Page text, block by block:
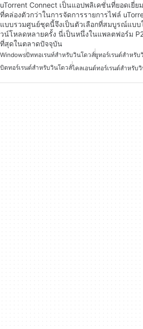
uTorrent Connect เป็นแอปพลิเคชั่นที่ยอดเยี่
ที่คล่องตัวกว่าในการจัดการรายการไฟล์
แบบรวมศูนย์ชุดนี้จึงเป็นตัวเลือกที่สมบูรณ์แบ
วน์โหลดหลายครั้ง นี่เป็นหนึ่งในแพลตฟอร์ม
ที่สุดในตลาดปัจจุบัน
Windowsบิททอเรนท์สำหรับวินโดวส์ยูทอร์เรนต์สำหรับ
บิตทอร์เรนต์สำหรับวินโดวส์ไคลเอนต์ทอร์เรนต์สำหรับ